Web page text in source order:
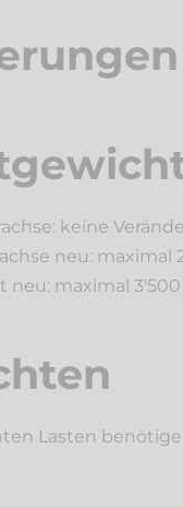
Schläge
Auflastung
keine
neu: maximal
neu: maximal
Lasten